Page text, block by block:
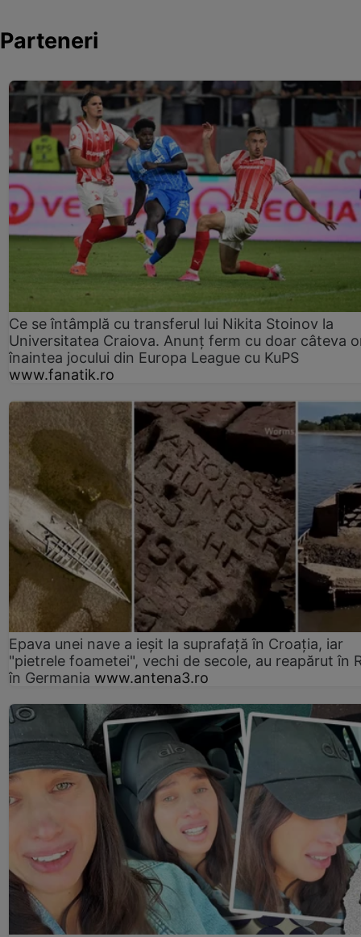
Parteneri
Ce se întâmplă cu transferul lui Nikita Stoinov la
Universitatea Craiova. Anunț ferm cu doar câteva
înaintea jocului din Europa League cu KuPS
www.fanatik.ro
Epava unei nave a ieșit la suprafață în Croația, iar
"pietrele foametei", vechi de secole, au reapărut în
în Germania www.antena3.ro